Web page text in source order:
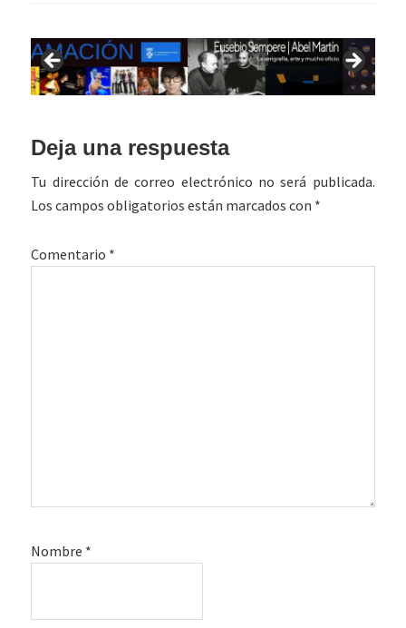
Interacciones
con
los
Deja una respuesta
Tu dirección de correo electrónico no será publicada.
Los campos obligatorios están marcados con *
Comentario *
Nombre *